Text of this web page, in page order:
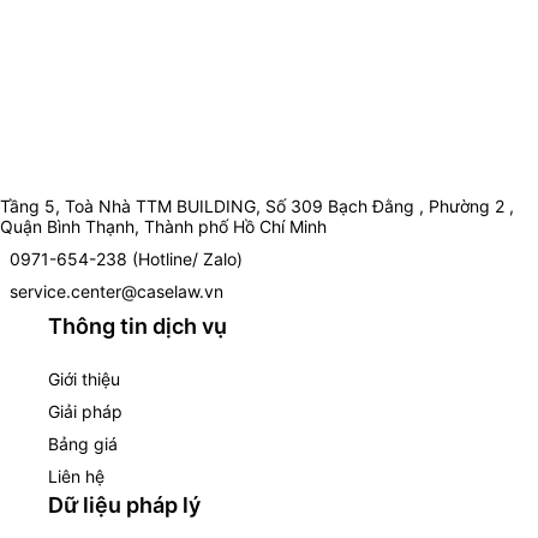
Tầng 5, Toà Nhà TTM BUILDING, Số 309 Bạch Đằng , Phường 2 ,
Quận Bình Thạnh, Thành phố Hồ Chí Minh
0971-654-238 (Hotline/ Zalo)
service.center@caselaw.vn
Thông tin dịch vụ
Giới thiệu
Giải pháp
Bảng giá
Liên hệ
Dữ liệu pháp lý